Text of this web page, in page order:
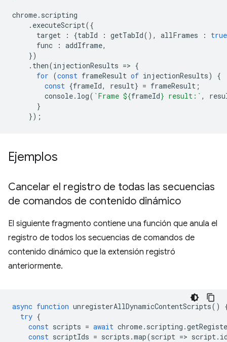
chrome. scripting
. executeScript({
target
: {tabId : getTabId(), allFrames :
true
func
: addIframe,
})
. then(injectionResults => {
for (const frameResult of injectionResults)
{
const {frameId, result} = frameResult ;
console. log( `Frame ${frameId} result:` ,
}
});
Ejemplos
Cancelar el registro de todas las secuencias
de comandos de contenido dinámico
El siguiente fragmento contiene una función que anula el
registro de todos los secuencias de comandos de
contenido dinámico que la extensión registró
anteriormente.
async function unregisterAllDynamicContentScripts()
try {
const scripts = await chrome. scripting .
const scriptIds = scripts .map(script => script.